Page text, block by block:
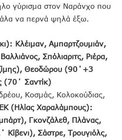
γύρισμα στον Ναράνχο που
να περνά ψηλά έξω.
Κλέιμαν, Αμπαρτζουμιάν,
Σπόλιαριτς, Ριέρα,
Θεοδώρου (90΄+3
(70΄ Σαντίκ)
Κοσμάς, Κολοκούδιας,
(Ηλίας Χαραλάμπους):
Γκονζάλεθ, Πλάνας,
Σάστρε, Τρουγιόλς,